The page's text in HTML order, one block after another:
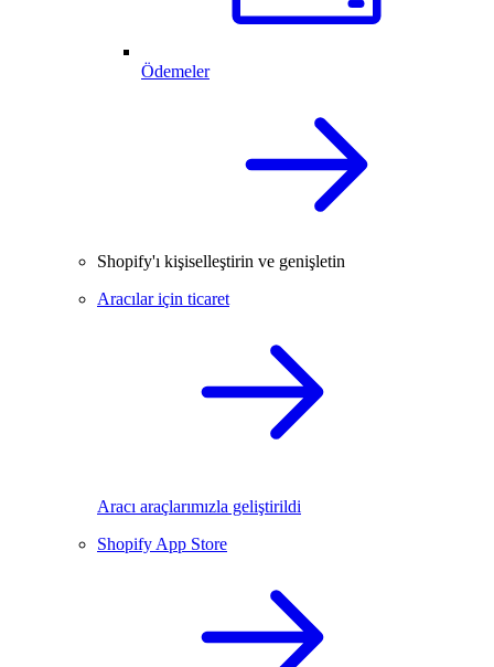
Ödemeler
Shopify'ı kişiselleştirin ve genişletin
Aracılar için ticaret
Aracı araçlarımızla geliştirildi
Shopify App Store